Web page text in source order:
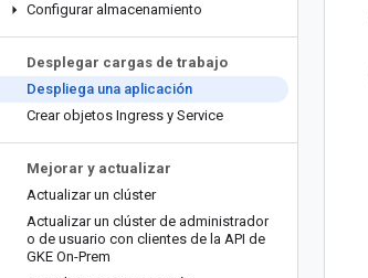
Configurar almacenamiento
Desplegar cargas de trabajo
Despliega una aplicación
Crear objetos Ingress y Service
Mejorar y actualizar
Actualizar un clúster
Actualizar un clúster de administrador
o de usuario con clientes de la API de
GKE On-Prem